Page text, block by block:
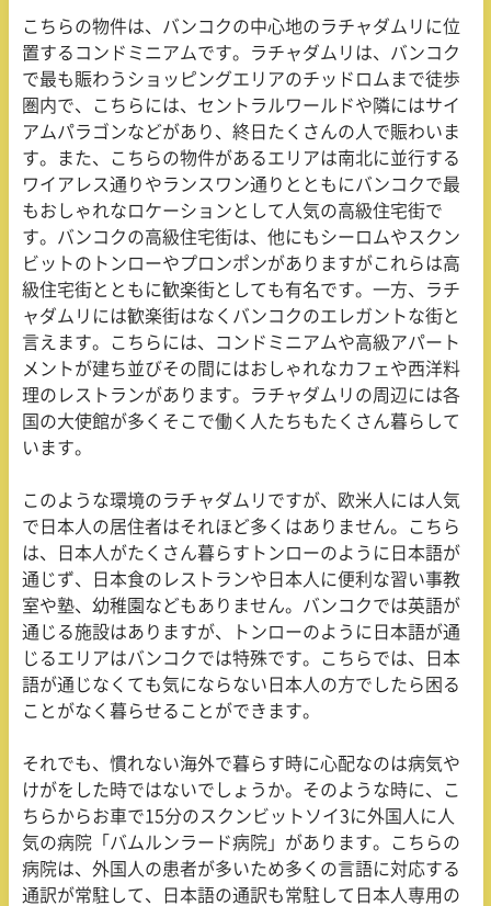
こちらの物件は、バンコクの中心地のラチャダムリに位
置するコンドミニアムです。ラチャダムリは、バンコク
で最も賑わうショッピングエリアのチッドロムまで徒歩
圏内で、こちらには、セントラルワールドや隣にはサイ
アムパラゴンなどがあり、終日たくさんの人で賑わいま
す。また、こちらの物件があるエリアは南北に並行する
ワイアレス通りやランスワン通りとともにバンコクで最
もおしゃれなロケーションとして人気の高級住宅街で
す。バンコクの高級住宅街は、他にもシーロムやスクン
ビットのトンローやプロンポンがありますがこれらは高
級住宅街とともに歓楽街としても有名です。一方、ラチ
ャダムリには歓楽街はなくバンコクのエレガントな街と
言えます。こちらには、コンドミニアムや高級アパート
メントが建ち並びその間にはおしゃれなカフェや西洋料
理のレストランがあります。ラチャダムリの周辺には各
国の大使館が多くそこで働く人たちもたくさん暮らして
います。
このような環境のラチャダムリですが、欧米人には人気
で日本人の居住者はそれほど多くはありません。こちら
は、日本人がたくさん暮らすトンローのように日本語が
通じず、日本食のレストランや日本人に便利な習い事教
室や塾、幼稚園などもありません。バンコクでは英語が
通じる施設はありますが、トンローのように日本語が通
じるエリアはバンコクでは特殊です。こちらでは、日本
語が通じなくても気にならない日本人の方でしたら困る
ことがなく暮らせることができます。
それでも、慣れない海外で暮らす時に心配なのは病気や
けがをした時ではないでしょうか。そのような時に、こ
ちらからお車で15分のスクンビットソイ3に外国人に人
気の病院「バムルンラード病院」があります。こちらの
病院は、外国人の患者が多いため多くの言語に対応する
通訳が常駐して、日本語の通訳も常駐して日本人専用の